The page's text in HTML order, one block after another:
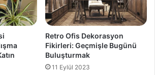
Retro Ofis Dekorasyon
Fikirleri: Geçmişle Bugünü
Buluşturmak
11 Eylül 2023